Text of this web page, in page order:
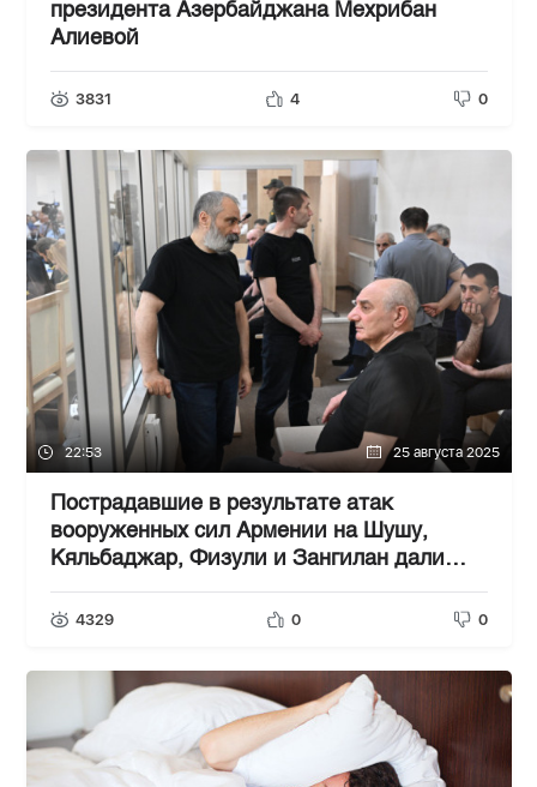
президента Азербайджана Мехрибан
Алиевой
3831 4 0
22:53 25 августа 2025
Пострадавшие в результате атак
вооруженных сил Армении на Шушу,
Кяльбаджар, Физули и Зангилан дали
показания в суде
4329 0 0